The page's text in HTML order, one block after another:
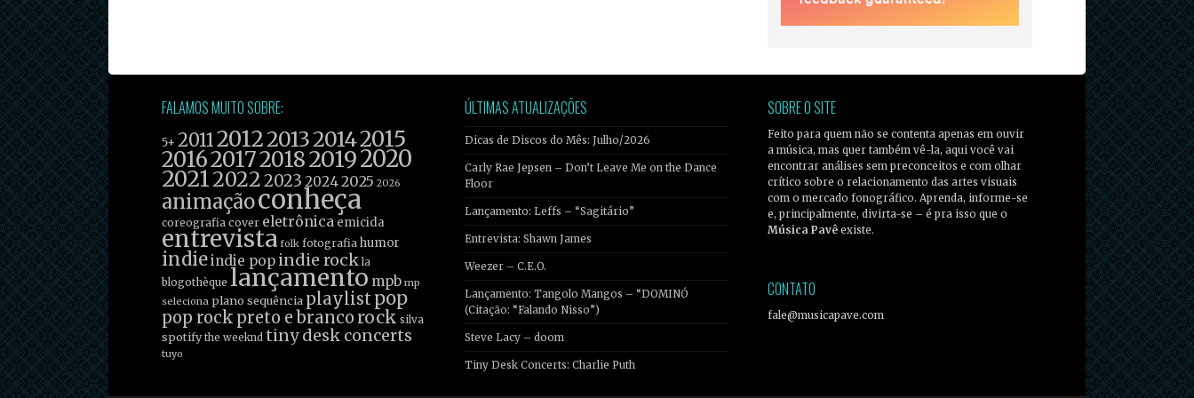
FALAMOS MUITO SOBRE:
5+ 20112012201320142015
20162017201820192020
202120222023 20242025 2026
animaçãoconheça
coreografia cover eletrônica emicida
entrevista folk fotografia humor
indieindie pop indie rock la
blogothèque lançamento mpb mp
seleciona plano sequência playlist pop
pop rock preto e branco rock silva
spotify the weeknd tiny desk concerts
tuyo
ÚLTIMAS ATUALIZAÇÕES
Dicas de Discos do Mês: Julho/2026
Carly Rae Jepsen – Don’t Leave Me on the Dance
Floor
Lançamento: Leffs – “Sagitário”
Entrevista: Shawn James
Weezer – C.E.O.
Lançamento: Tangolo Mangos – “DOMINÓ
(Citação: “Falando Nisso”)
Steve Lacy – doom
Tiny Desk Concerts: Charlie Puth
SOBRE O SITE
Feito para quem não se contenta apenas em ouvir
a música, mas quer também vê-la, aqui você vai
encontrar análises sem preconceitos e com olhar
crítico sobre o relacionamento das artes visuais
com o mercado fonográfico. Aprenda, informe-se
e, principalmente, divirta-se – é pra isso que o
Música Pavê existe.
CONTATO
fale@musicapave.com